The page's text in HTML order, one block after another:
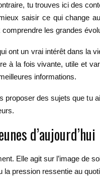
tu trouves ici des
saisir ce qui change
les grandes
ont un vrai intérêt dans la
à la fois vivante, utile et
informations.
proposer des sujets que
d’aujourd’hui
Elle agit sur l’image de
pression ressentie au